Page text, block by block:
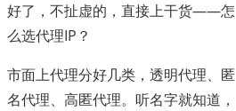
好了，不扯虚的，直接上干货——怎
么选代理IP？
市面上代理分好几类，透明代理、匿
名代理、高匿代理。听名字就知道，